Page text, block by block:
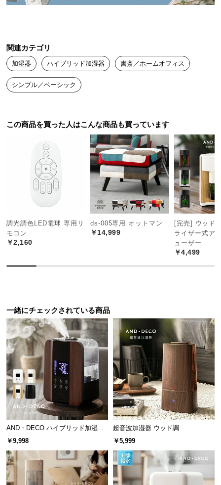
い
て
大
品
中
型
商
に
つ
い
て
小
型
商
品
の
配
送
に
関連カテゴリ
加湿器 ハイブリッド加湿器 書斎／ホームオフィス
シンプル／ベーシック
この商品を買った人はこんな商品も買っています
調光調色LED電球 専用リ
モコン
￥2,160
ds-005専用 オットマン
￥14,999
[完売] ウッド
ライザー式ア
ューザー
￥4,499
一緒にチェックされている商品
AND・DECO ハイブリッド加湿器
ステンレス振動子モデル 木目調
￥9,998
超音波加湿器 ウッド調
￥5,999